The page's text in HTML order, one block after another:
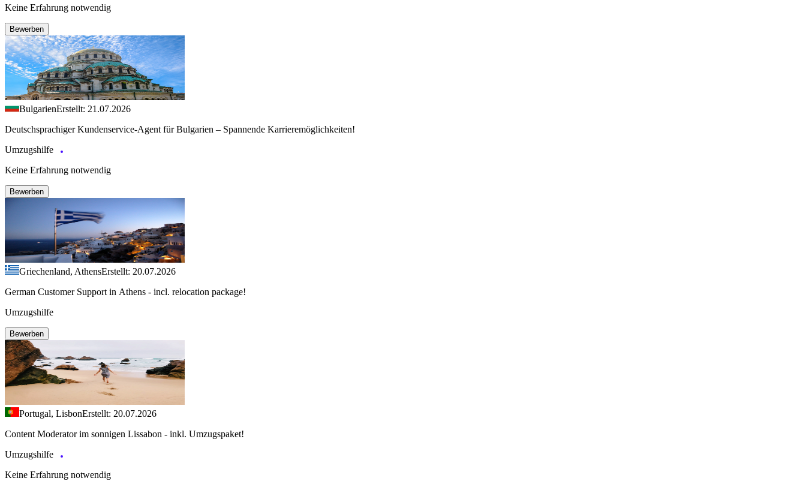
Keine Erfahrung notwendig
Bewerben
BulgarienErstellt: 21.07.2026
Deutschsprachiger Kundenservice-Agent für Bulgarien – Spannende Karrieremöglichkeiten!
Umzugshilfe
Keine Erfahrung notwendig
Bewerben
Griechenland, AthensErstellt: 20.07.2026
German Customer Support in Athens - incl. relocation package!
Umzugshilfe
Bewerben
Portugal, LisbonErstellt: 20.07.2026
Content Moderator im sonnigen Lissabon - inkl. Umzugspaket!
Umzugshilfe
Keine Erfahrung notwendig